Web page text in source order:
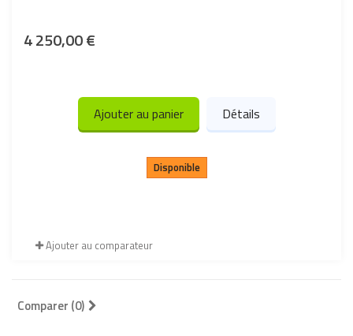
4 250,00 €
Ajouter au panier Détails
Disponible
Ajouter au comparateur
Comparer (0)